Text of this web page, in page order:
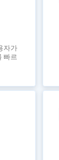
자가
빠르